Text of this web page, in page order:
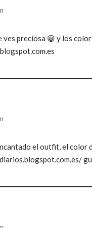
preciosa 😀 y los
el outfit, el